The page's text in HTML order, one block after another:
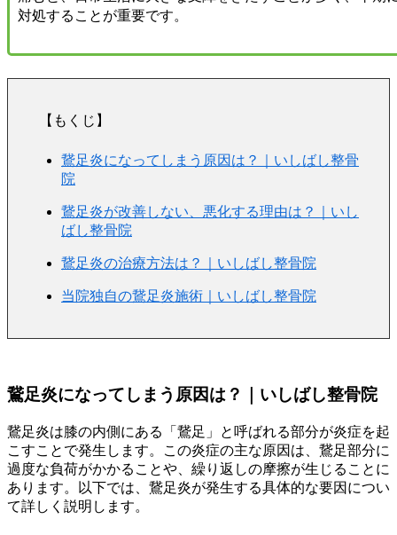
対処することが重要です。
【もくじ】
鵞足炎になってしまう原因は？｜いしばし整骨
院
鵞足炎が改善しない、悪化する理由は？｜いし
ばし整骨院
鵞足炎の治療方法は？｜いしばし整骨院
当院独自の鵞足炎施術｜いしばし整骨院
鵞足炎になってしまう原因は？｜いしばし整骨院
鵞足炎は膝の内側にある「鵞足」と呼ばれる部分が炎症を起
こすことで発生します。この炎症の主な原因は、鵞足部分に
過度な負荷がかかることや、繰り返しの摩擦が生じることに
あります。以下では、鵞足炎が発生する具体的な要因につい
て詳しく説明します。